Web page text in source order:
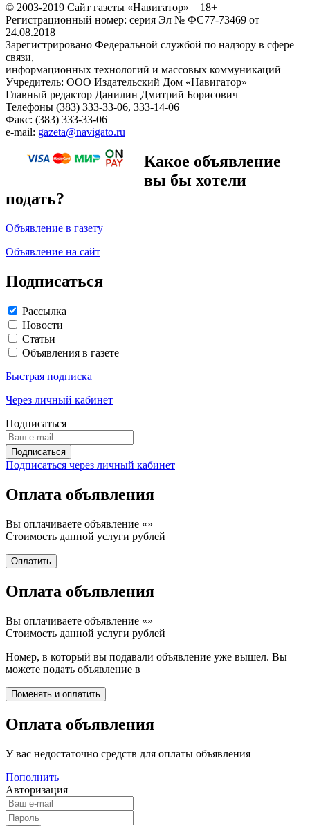
© 2003-2019 Сайт газеты «Навигатор» 18+
Регистрационный номер: серия Эл № ФС77-73469 от
24.08.2018
Зарегистрировано Федеральной службой по надзору в сфере
связи,
информационных технологий и массовых коммуникаций
Учредитель: ООО Издательский Дом «Навигатор»
Главный редактор Данилин Дмитрий Борисович
Телефоны (383) 333-33-06, 333-14-06
Факс: (383) 333-33-06
e-mail: gazeta@navigato.ru
Какое объявление
вы бы хотели
подать?
Объявление в газету
Объявление на сайт
Подписаться
Рассылка
Новости
Статьи
Объявления в газете
Быстрая подписка
Через личный кабинет
Подписаться
Подписаться через личный кабинет
Оплата объявления
Вы оплачиваете объявление «»
Стоимость данной услуги рублей
Оплата объявления
Вы оплачиваете объявление «»
Стоимость данной услуги рублей
Номер, в который вы подавали объявление уже вышел. Вы
можете подать объявление в
Оплата объявления
У вас недостаточно средств для оплаты объявления
Пополнить
Авторизация